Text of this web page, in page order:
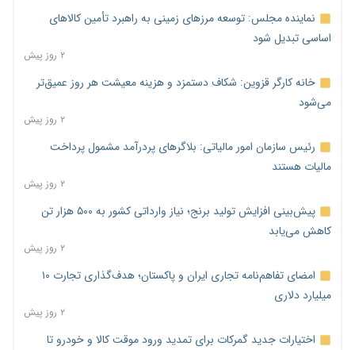
نماینده مجلس: توسعه مرزهای زمینی به راهبرد تأمین کالاهای
اساسی تبدیل شود
۲ روز پیش
خانه کارگر قزوین: شکاف دستمزد و هزینه معیشت هر روز عمیق‌تر
می‌شود
۲ روز پیش
رئیس سازمان امور مالیاتی: بلاگرهای پردرآمد مشمول پرداخت
مالیات هستند
۲ روز پیش
پیش‌بینی افزایش تولید برنج؛ نیاز وارداتی کشور به ۵۰۰ هزار تن
کاهش می‌یابد
۲ روز پیش
امضای تفاهم‌نامه تجاری ایران و پاکستان؛ هدف‌گذاری تجارت ۱۰
میلیارد دلاری
۲ روز پیش
اختیارات جدید گمرکات برای تمدید ورود موقت کالا و خودرو تا